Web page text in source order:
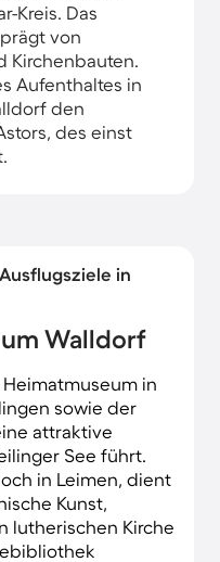
Kreis. Das
von
Kirchenbauten.
Aufenthaltes in
den
des einst
in
Walldorf
in
sowie der
attraktive
See führt.
in Leimen, dient
Kunst,
lutherischen Kirche